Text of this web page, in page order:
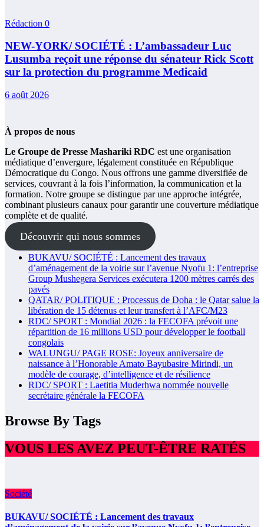
Rédaction 0
NEW-YORK/ SOCIÉTÉ : L’ambassadeur Luc
Lusumba reçoit une réponse du sénateur Rick Scott
sur la protection du programme Medicaid
6 août 2026
À propos de nous
Le Groupe de Presse Mashariki RDC est une organisation
médiatique d’envergure, légalement constituée en République
Démocratique du Congo. Nous offrons une gamme diversifiée de
services, couvrant à la fois l’information, la communication et la
formation. Notre groupe se distingue par une approche intégrée,
combinant plusieurs canaux pour garantir une couverture médiatique
complète et de qualité.
Découvrir qui nous sommes
BUKAVU/ SOCIÉTÉ : Lancement des travaux
d’aménagement de la voirie sur l’avenue Nyofu 1: l’entreprise
Group Mushegera Services exécutera 1200 mètres carrés des
pavés
QATAR/ POLITIQUE : Processus de Doha : le Qatar salue la
libération de 15 détenus et leur transfert à l’AFC/M23
RDC/ SPORT : Mondial 2026 : la FECOFA prévoit une
répartition de 16 millions USD pour développer le football
congolais
WALUNGU/ PAGE ROSE: Joyeux anniversaire de
naissance à l’Honorable Amato Bayubasire Mirindi, un
modèle de courage, d’intelligence et de résilience
RDC/ SPORT : Laetitia Muderhwa nommée nouvelle
secrétaire générale la FECOFA
Browse By Tags
VOUS LES AVEZ PEUT-ÊTRE RATÉS
Société
BUKAVU/ SOCIÉTÉ : Lancement des travaux